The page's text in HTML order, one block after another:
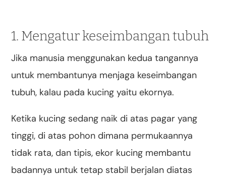
1. Mengatur keseimbangan tubuh
Jika manusia menggunakan kedua tangannya
untuk membantunya menjaga keseimbangan
tubuh, kalau pada kucing yaitu ekornya.
Ketika kucing sedang naik di atas pagar yang
tinggi, di atas pohon dimana permukaannya
tidak rata, dan tipis, ekor kucing membantu
badannya untuk tetap stabil berjalan diatas